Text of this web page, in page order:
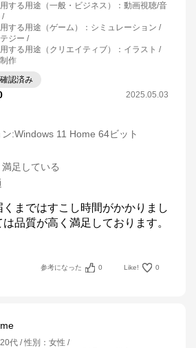
する用途（一般・ビジネス）
： 動画視聴/音
する用途（ゲーム）
： シミュレーション /
ジー
する用途（クリエイティブ）
： イラスト /
作
認済み
2025.05.03
:Windows 11 Home 64ビット
満足している
まではすこし時間がかかりまし
品質が高く満足しております。
参考になった 0 Like! 0
20代 性別 ： 女性